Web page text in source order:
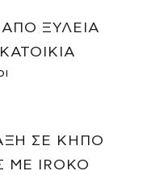
ΞΥΛΕΊΑ
ΣΕ ΚΉΠΟ
ΜΕ IROKO